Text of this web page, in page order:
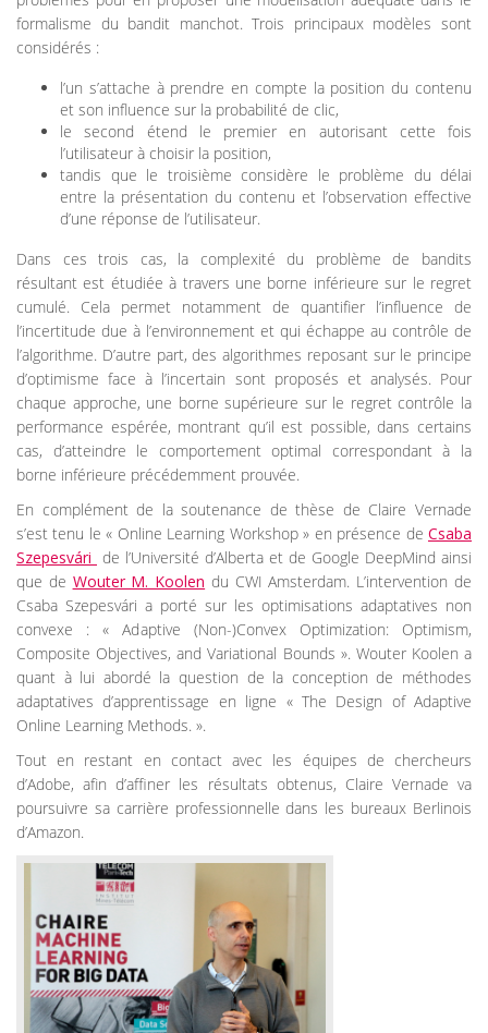
formalisme du bandit manchot. Trois principaux modèles sont
considérés :
l’un s’attache à prendre en compte la position du contenu
et son influence sur la probabilité de clic,
le second étend le premier en autorisant cette fois
l’utilisateur à choisir la position,
tandis que le troisième considère le problème du délai
entre la présentation du contenu et l’observation effective
d’une réponse de l’utilisateur.
Dans ces trois cas, la complexité du problème de bandits
résultant est étudiée à travers une borne inférieure sur le regret
cumulé. Cela permet notamment de quantifier l’influence de
l’incertitude due à l’environnement et qui échappe au contrôle de
l’algorithme. D’autre part, des algorithmes reposant sur le principe
d’optimisme face à l’incertain sont proposés et analysés. Pour
chaque approche, une borne supérieure sur le regret contrôle la
performance espérée, montrant qu’il est possible, dans certains
cas, d’atteindre le comportement optimal correspondant à la
borne inférieure précédemment prouvée.
En complément de la soutenance de thèse de Claire Vernade
s’est tenu le « Online Learning Workshop » en présence de Csaba
Szepesvári de l’Université d’Alberta et de Google DeepMind ainsi
que de Wouter M. Koolen du CWI Amsterdam. L’intervention de
Csaba Szepesvári a porté sur les optimisations adaptatives non
convexe : « Adaptive (Non-)Convex Optimization: Optimism,
Composite Objectives, and Variational Bounds ». Wouter Koolen a
quant à lui abordé la question de la conception de méthodes
adaptatives d’apprentissage en ligne « The Design of Adaptive
Online Learning Methods. ».
Tout en restant en contact avec les équipes de chercheurs
d’Adobe, afin d’affiner les résultats obtenus, Claire Vernade va
poursuivre sa carrière professionnelle dans les bureaux Berlinois
d’Amazon.